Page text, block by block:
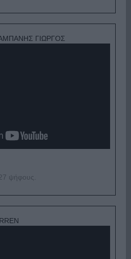
ΓΙΩΡΓΟΣ
ψήφους.